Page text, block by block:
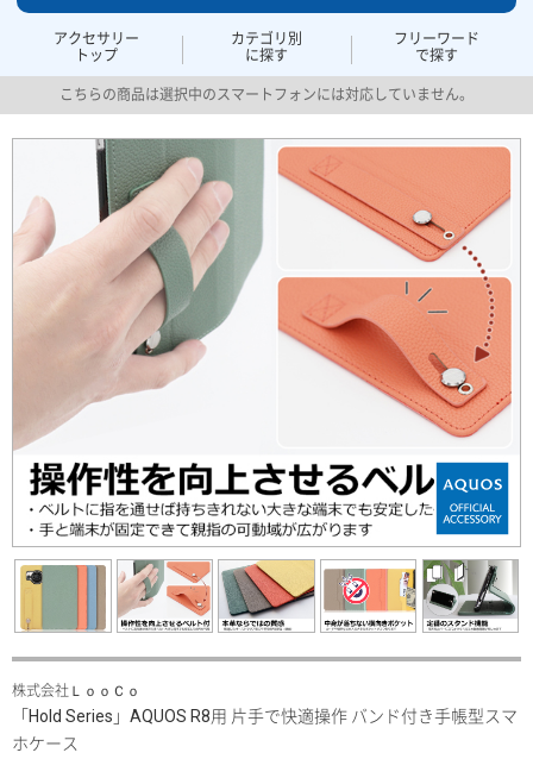
アクセサリー
トップ
カテゴリ別
に探す
フリーワード
で探す
こちらの商品は選択中のスマートフォンには対応していません。
株式会社ＬｏｏＣｏ
「Hold Series」AQUOS R8用 片手で快適操作 バンド付き手帳型スマ
ホケース